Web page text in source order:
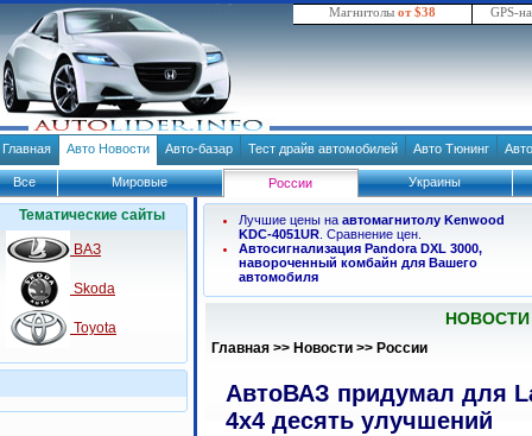
Магнитолы от $38 GPS-
Главная Авто Новости Авто-базар Тест драйв автомобилей Авто Тюнинг
Все Мировые России Украины
Тематические сайты
ВАЗ
Skoda
Toyota
Лучшие цены на автомагнитолу Kenwood
KDC-4051UR . Сравнение цен.
Автосигнализация Pandora DXL 3000,
навороченный комбайн для Вашего
автомобиля
Главная >> Новости >> России
АвтоВАЗ придумал для
4x4 десять улучшений